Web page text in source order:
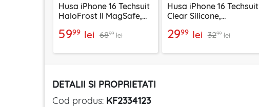
Husa iPhone 16 Techsuit
HaloFrost II MagSafe,
5999 lei 6899 lei
Husa iPhone 16 Techsuit
Clear Silicone,
2999 lei 3299 lei
DETALII SI PROPRIETATI
Cod produs: KF2334123